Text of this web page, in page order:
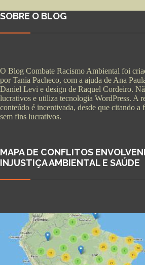
SOBRE O BLOG
O Blog Combate Racismo Ambiental foi
por Tania Pacheco, com a ajuda de Ana
Daniel Levi e design de Raquel Cordeiro.
lucrativos e utiliza tecnologia WordPress. A
conteúdo é incentivada, desde que citando a
sem fins lucrativos.
MAPA DE CONFLITOS
INJUSTIÇA AMBIENTAL E SAÚDE